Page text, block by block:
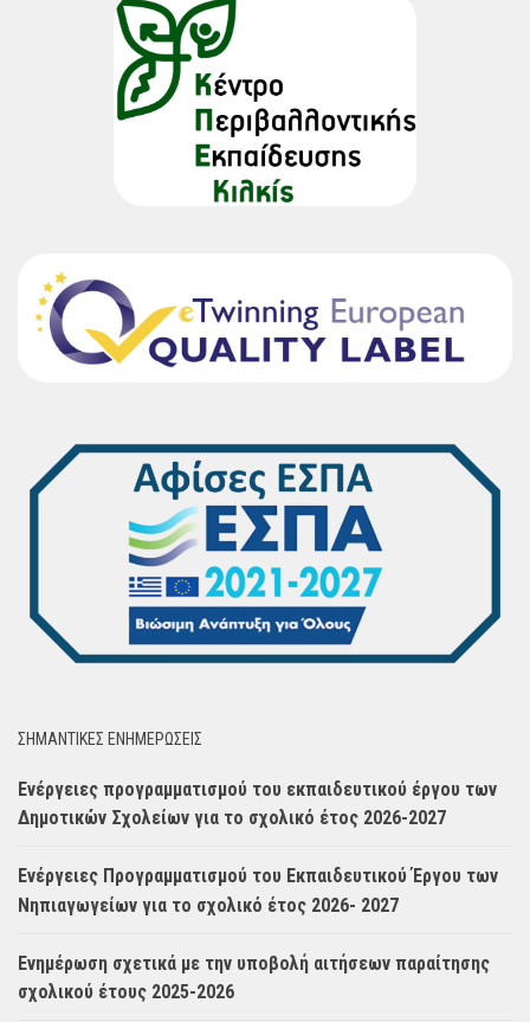
ΣΗΜΑΝΤΙΚΈΣ ΕΝΗΜΈΡΩΣΕΙΣ
Ενέργειες προγραμματισμού του εκπαιδευτικού έργου των
Δημοτικών Σχολείων για το σχολικό έτος 2026-2027
Ενέργειες Προγραμματισμού του Εκπαιδευτικού Έργου των
Νηπιαγωγείων για το σχολικό έτος 2026- 2027
Ενημέρωση σχετικά με την υποβολή αιτήσεων παραίτησης
σχολικού έτους 2025-2026